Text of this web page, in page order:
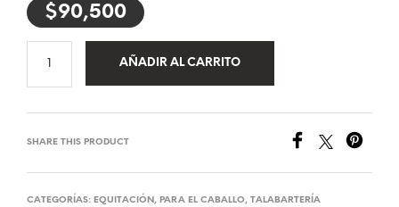
$90,500
AÑADIR AL CARRITO
SHARE THIS PRODUCT
CATEGORÍAS: EQUITACIÓN, PARA EL CABALLO, TALABARTERÍA